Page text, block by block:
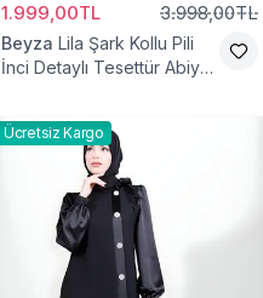
1.999,00TL 3.998,00TL
Beyza Lila Şark Kollu Pili
İnci Detaylı Tesettür Abiye
Ücretsiz Kargo